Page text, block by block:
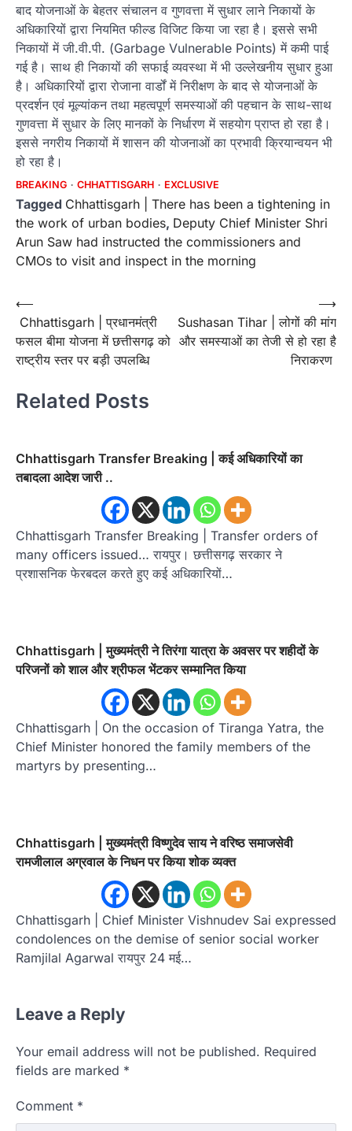
बाद योजनाओं के बेहतर संचालन व गुणवत्ता में सुधार लाने निकायों के
अधिकारियों द्वारा नियमित फील्ड विजिट किया जा रहा है। इससे सभी
निकायों में जी.वी.पी. (Garbage Vulnerable Points) में कमी पाई
गई है। साथ ही निकायों की सफाई व्यवस्था में भी उल्लेखनीय सुधार हुआ
है। अधिकारियों द्वारा रोजाना वार्डों में निरीक्षण के बाद से योजनाओं के
प्रदर्शन एवं मूल्यांकन तथा महत्वपूर्ण समस्याओं की पहचान के साथ-साथ
गुणवत्ता में सुधार के लिए मानकों के निर्धारण में सहयोग प्राप्त हो रहा है।
इससे नगरीय निकायों में शासन की योजनाओं का प्रभावी क्रियान्वयन भी
हो रहा है।
BREAKING CHHATTISGARH EXCLUSIVE
Tagged Chhattisgarh | There has been a tightening in
the work of urban bodies, Deputy Chief Minister Shri
Arun Saw had instructed the commissioners and
CMOs to visit and inspect in the morning
Post
navigation
⟵
Chhattisgarh | प्रधानमंत्री
फसल बीमा योजना में छत्तीसगढ़ को
राष्ट्रीय स्तर पर बड़ी उपलब्धि
Sushasan Tihar | लोगों की मांग
और समस्याओं का तेजी से हो रहा है
निराकरण
⟶
Related Posts
Chhattisgarh Transfer Breaking | कई अधिकारियों का
तबादला आदेश जारी ..
Chhattisgarh Transfer Breaking | Transfer orders of
many officers issued… रायपुर। छत्तीसगढ़ सरकार ने
प्रशासनिक फेरबदल करते हुए कई अधिकारियों…
Chhattisgarh | मुख्यमंत्री ने तिरंगा यात्रा के अवसर पर शहीदों के
परिजनों को शाल और श्रीफल भेंटकर सम्मानित किया
Chhattisgarh | On the occasion of Tiranga Yatra, the
Chief Minister honored the family members of the
martyrs by presenting…
Chhattisgarh | मुख्यमंत्री विष्णुदेव साय ने वरिष्ठ समाजसेवी
रामजीलाल अग्रवाल के निधन पर किया शोक व्यक्त
Chhattisgarh | Chief Minister Vishnudev Sai expressed
condolences on the demise of senior social worker
Ramjilal Agarwal रायपुर 24 मई…
Leave a Reply
Your email address will not be published. Required
fields are marked *
Comment *